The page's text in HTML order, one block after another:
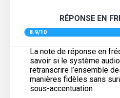
RÉPONSE EN
8.9/10
La note de réponse en
savoir si le système
retranscrire l’ensemble
manières fidèles sans
sous-accentuation